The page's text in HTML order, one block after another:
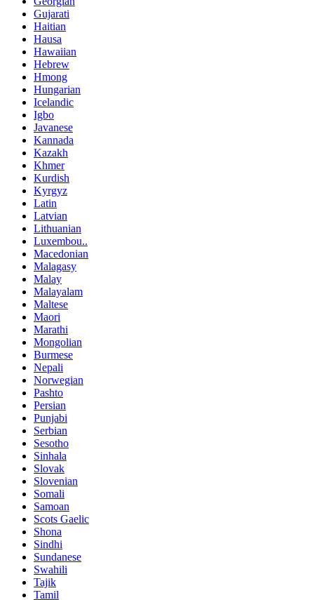
Gujarati
Haitian
Hausa
Hawaiian
Hebrew
Hmong
Hungarian
Icelandic
Igbo
Javanese
Kannada
Kazakh
Khmer
Kurdish
Kyrgyz
Latin
Latvian
Lithuanian
Luxembou..
Macedonian
Malagasy
Malay
Malayalam
Maltese
Maori
Marathi
Mongolian
Burmese
Nepali
Norwegian
Pashto
Persian
Punjabi
Serbian
Sesotho
Sinhala
Slovak
Slovenian
Somali
Samoan
Scots Gaelic
Shona
Sindhi
Sundanese
Swahili
Tajik
Tamil